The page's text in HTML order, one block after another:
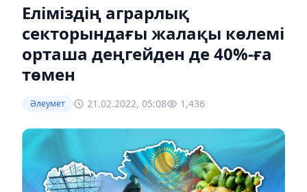
Еліміздің аграрлық
секторындағы жалақы көлемі
орташа деңгейден де 40%-ға
төмен
Әлеумет 21.02.2022, 05:08 1,436